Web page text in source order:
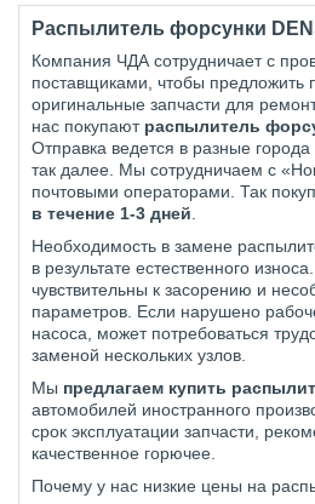
Распылитель форсунки
Компания ЧДА сотрудничает с
поставщиками, чтобы предложить
оригинальные запчасти для
нас покупают распылитель
Отправка ведется в разные
так далее. Мы сотрудничаем с
почтовыми операторами. Так
в течение 1-3 дней
Необходимость в замене
в результате естественного
чувствительны к засорению и
параметров. Если нарушено
насоса, может потребоваться
заменой нескольких узлов.
Мы предлагаем купить
автомобилей иностранного
срок эксплуатации запчасти,
качественное горючее.
Почему у нас низкие цены на